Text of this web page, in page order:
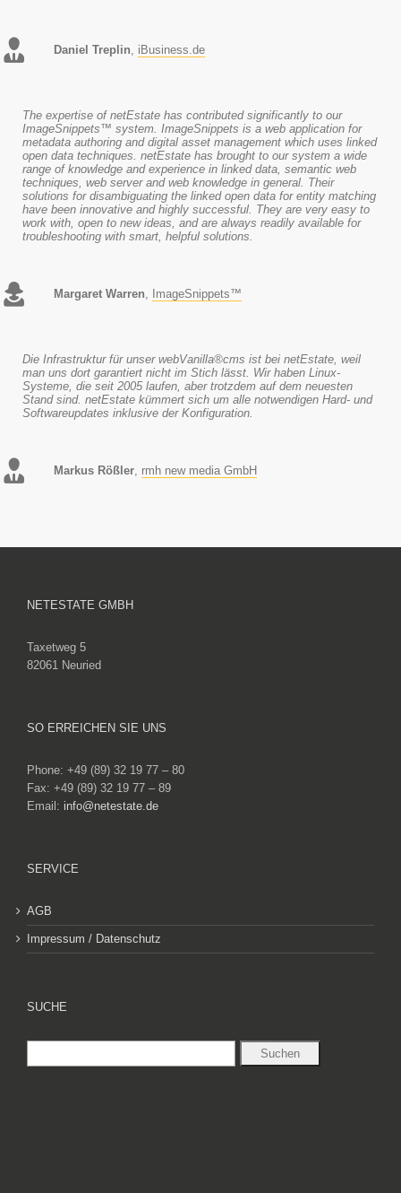
Daniel Treplin iBusiness.de
The expertise of netEstate has contributed significantly to our
ImageSnippets™ system. ImageSnippets is a web application for
metadata authoring and digital asset management which uses linked
open data techniques. netEstate has brought to our system a wide
range of knowledge and experience in linked data, semantic web
techniques, web server and web knowledge in general. Their
solutions for disambiguating the linked open data for entity matching
have been innovative and highly successful. They are very easy to
work with, open to new ideas, and are always readily available for
troubleshooting with smart, helpful solutions.
Margaret Warren ImageSnippets™
Die Infrastruktur für unser webVanilla®cms ist bei netEstate, weil
man uns dort garantiert nicht im Stich lässt. Wir haben Linux-
Systeme, die seit 2005 laufen, aber trotzdem auf dem neuesten
Stand sind. netEstate kümmert sich um alle notwendigen Hard- und
Softwareupdates inklusive der Konfiguration.
Markus Rößler rmh new media GmbH
NETESTATE GMBH
Taxetweg 5
82061 Neuried
SO ERREICHEN SIE UNS
Phone: +49 (89) 32 19 77 – 80
Fax: +49 (89) 32 19 77 – 89
Email: info@netestate.de
SERVICE
AGB
Impressum / Datenschutz
SUCHE